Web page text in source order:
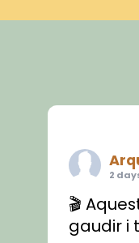
2
🎬
gaudir i